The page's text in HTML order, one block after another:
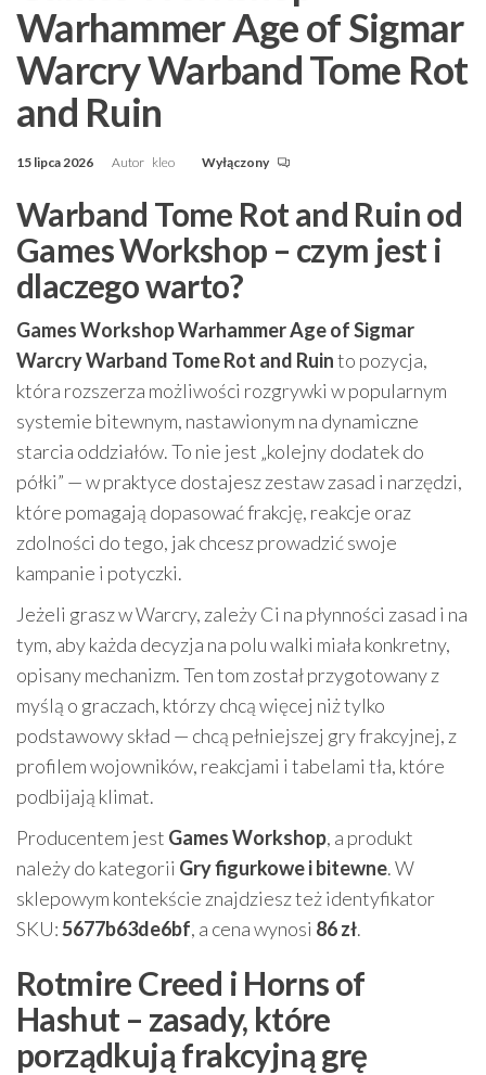
Warhammer Age of Sigmar
Warcry Warband Tome Rot
and Ruin
15 lipca 2026 Autor kleo Wyłączony
Warband Tome Rot and Ruin od
Games Workshop – czym jest i
dlaczego warto?
Games Workshop Warhammer Age of Sigmar
Warcry Warband Tome Rot and Ruinto pozycja,
która rozszerza możliwości rozgrywki w popularnym
systemie bitewnym, nastawionym na dynamiczne
starcia oddziałów. To nie jest „kolejny dodatek do
półki” — w praktyce dostajesz zestaw zasad i narzędzi,
które pomagają dopasować frakcję, reakcje oraz
zdolności do tego, jak chcesz prowadzić swoje
kampanie i potyczki.
Jeżeli grasz w Warcry, zależy Ci na płynności zasad i na
tym, aby każda decyzja na polu walki miała konkretny,
opisany mechanizm. Ten tom został przygotowany z
myślą o graczach, którzy chcą więcej niż tylko
podstawowy skład — chcą pełniejszej gry frakcyjnej, z
profilem wojowników, reakcjami i tabelami tła, które
podbijają klimat.
Producentem jest Games Workshop, a produkt
należy do kategorii Gry figurkowe i bitewne. W
sklepowym kontekście znajdziesz też identyfikator
SKU:5677b63de6bf, a cena wynosi 86 zł.
Rotmire Creed i Horns of
Hashut – zasady, które
porządkują frakcyjną grę